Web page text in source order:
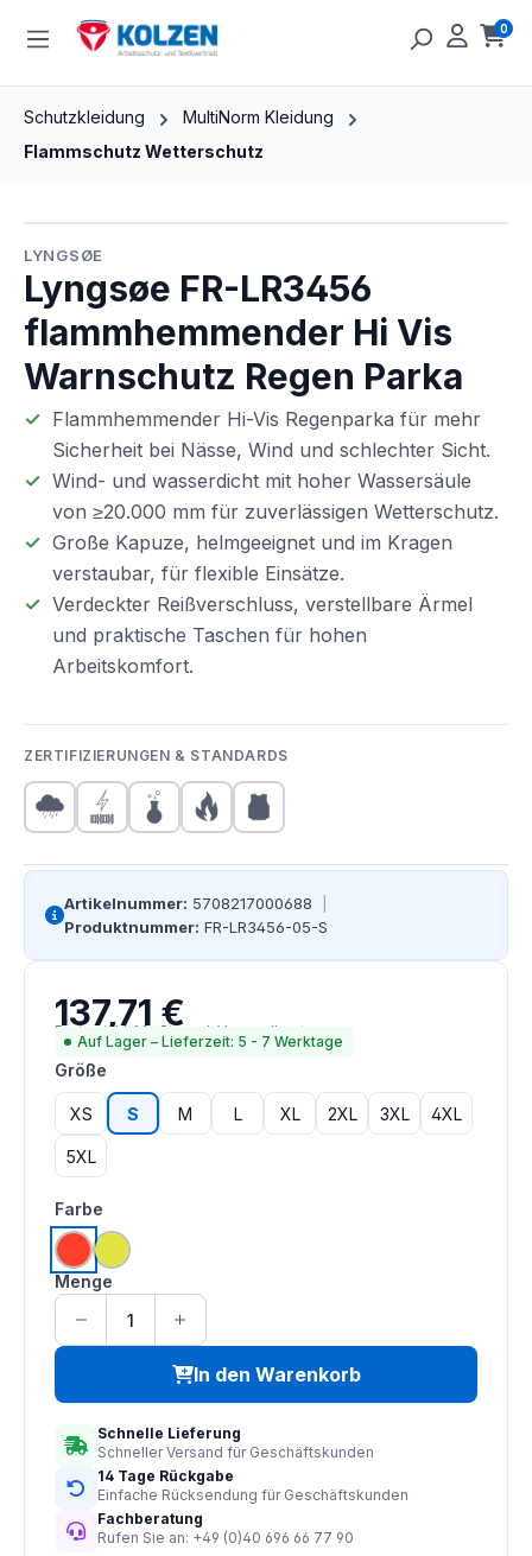
Zum Hauptinhalt springen 0
Schutzkleidung
MultiNorm Kleidung
Flammschutz Wetterschutz
LYNGSØE
Lyngsøe FR-LR3456
flammhemmender Hi Vis
Warnschutz Regen Parka
Flammhemmender Hi-Vis Regenparka für mehr
Sicherheit bei Nässe, Wind und schlechter Sicht.
Wind- und wasserdicht mit hoher Wassersäule
von ≥20.000 mm für zuverlässigen Wetterschutz.
Große Kapuze, helmgeeignet und im Kragen
verstaubar, für flexible Einsätze.
Verdeckter Reißverschluss, verstellbare Ärmel
und praktische Taschen für hohen
Arbeitskomfort.
ZERTIFIZIERUNGEN & STANDARDS
Artikelnummer: 5708217000688
Produktnummer: FR-LR3456-05-S
Regulärer Preis:
137,71 €
Preise inkl. MwSt. zzgl. Versandkosten
Auf Lager – Lieferzeit: 5 - 7 Werktage
Größe
XS S M L XL 2XL 3XL 4XL
5XL
Farbe
hi vis orange
hi vis saturn gelb
Menge
In den Warenkorb
Schnelle Lieferung
Schneller Versand für Geschäftskunden
14 Tage Rückgabe
Einfache Rücksendung für Geschäftskunden
Fachberatung
Rufen Sie an: +49 (0)40 696 66 77 90